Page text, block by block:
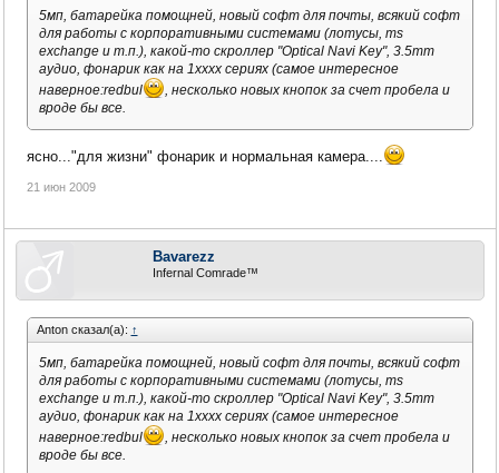
5мп, батарейка помощней, новый софт для почты, всякий софт
для работы с корпоративными системами (лотусы, ms
exchange и т.п.), какой-то скроллер "Optical Navi Key", 3.5mm
аудио, фонарик как на 1хххх сериях (самое интересное
наверное:redbul
, несколько новых кнопок за счет пробела и
вроде бы все.
ясно..."для жизни" фонарик и нормальная камера....
21 июн 2009
Bavarezz
Infernal Comrade™
Anton сказал(а): ↑
5мп, батарейка помощней, новый софт для почты, всякий софт
для работы с корпоративными системами (лотусы, ms
exchange и т.п.), какой-то скроллер "Optical Navi Key", 3.5mm
аудио, фонарик как на 1хххх сериях (самое интересное
наверное:redbul
, несколько новых кнопок за счет пробела и
вроде бы все.